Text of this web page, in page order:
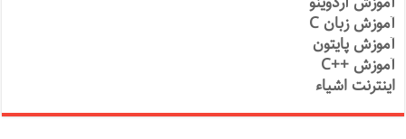
آموزش زبان C
آموزش پایتون
آموزش ++C
اینترنت اشیاء